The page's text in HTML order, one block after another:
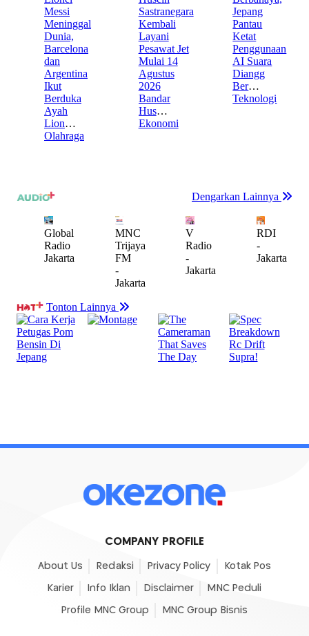
COMPANY PROFILE
About Us Redaksi Privacy Policy Kotak Pos
Karier Info Iklan Disclaimer MNC Peduli
Profile MNC Group MNC Group Bisnis